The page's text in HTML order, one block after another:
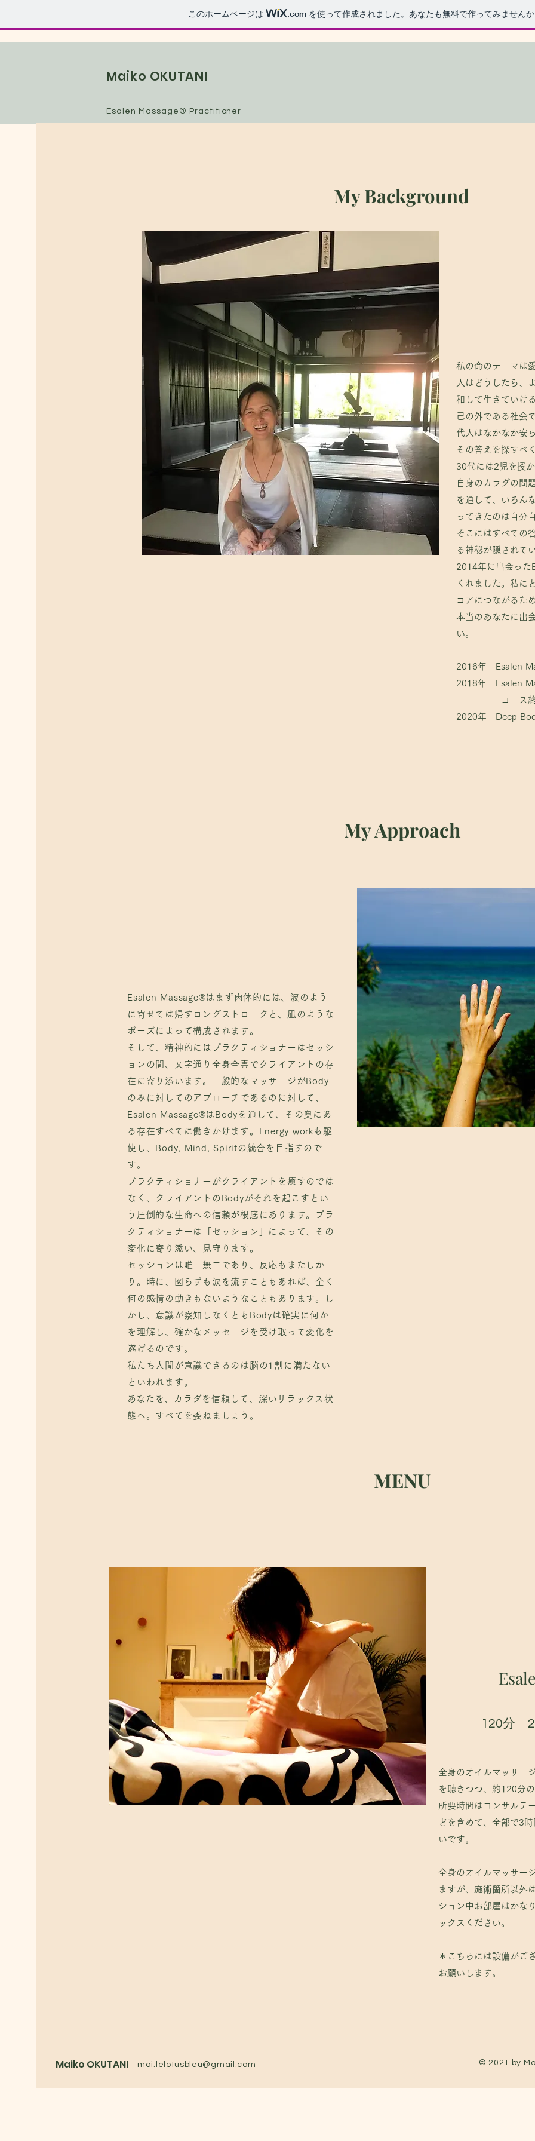
このホームページは .com を使って作成されました。あなたも無料で作ってみませんか
Maiko OKUTANI
Esalen Massage® Practitioner
My Background
くれました。​私に
2020年 Deep
に寄せては帰すロングストロークと、凪のような
ポーズによって構成されます。
そして、精神的にはプラクティショナーはセッシ
ョンの間、文字通り全身全霊でクライアントの存
在に寄り添います 。一般的なマッサージがBody
のみに対してのアプローチであるのに対して、
Esalen Massage®はBodyを通して、その奥にあ
る存在達に働きかけます。そうしてBody, Mind,
Spiritの統合を目指すのです。
プラクティショナーがクライアントを癒すのでは
なく、クライアントのBodyがそれを起こすとい
う圧倒的な生命への信頼が根底にあります。プラ
クティショナーは「セッション」によって、その
変化に寄り添い、見守ります。
セッションは唯一無二であり、反応もまたしか
り。時に図らずも涙を流す時もあれば、全く何の
感情の動きもないようなこともあります 。しか
し、Bodyは水面下で確実に何かを理解し、確か
なメッセージを受け取って変化を遂げるのです。
私たち人間が意識できるのは脳の1割に満たない
といわれます。
​あなたを、カラダを信頼して、深いリラックス状
態へ。すべてを委ねましょう。
MENU
My Background
私の命のテーマは
人はどうしたら、
和して生きていけ
己の外である社会
代人はなかなか安
その答えを探すべ
30代には2児を授
自身のカラダの問
を通して、いろん
ってきたのは自分
そこにはすべての
る神秘が隠されて
2014年に出会った
くれました。​私に
コアにつながるた
本当のあなたに出
い。
2016年 Esalen
2018年 Esalen
コース終
2020年 Deep
My Approach
Esalen Massage®はまず 肉体的には、波のよう
に寄せては帰すロングストロークと、凪のような
ポーズによって構成されます。
そして、精神的にはプラクティショナーはセッシ
ョンの間、文字通り全身全霊でクライアントの存
在に寄り添います 。一般的なマッサージがBody
のみに対してのアプローチであるのに対して、
Esalen Massage®はBodyを通して、その奥にあ
る存在すべてに働きかけます。Energy workも駆
使し、Body, Mind, Spiritの統合を目指すので
す。
プラクティショナーがクライアントを癒すのでは
なく、クライアントのBodyがそれを起こすとい
う圧倒的な生命への信頼が根底にあります。プラ
クティショナーは「セッション」によって、その
変化に寄り添い、見守ります。
セッションは唯一無二であり、反応もまたしか
り。時に、
図らずも涙を流すこともあれば、全く
何の感情の動きもないようなこともあります 。し
かし、意識が察知しなくともBodyは確実に何か
を理解し、確かなメッセージを受け取って変化を
遂げるのです。
私たち人間が意識できるのは脳の1割に満たない
といわれます。
​あなたを、カラダを信頼して、深いリラックス状
態へ。すべてを委ねましょう。
MENU
120分​
全身のオイルマッサー
を聴きつつ、約120分
所要時間はコンサルテ
どを含めて、全部で3
いです。
全身のオイルマッサー
ますが、施術箇所以外
ション中お部屋はかな
ックスください。
＊こちらには設備がご
お願いします。
Maiko OKUTANI mai.lelotusbleu@gmail.com © 2021 by